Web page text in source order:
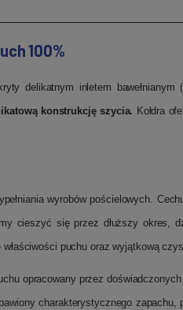
100%
delikatnym inletem
konstrukcję szycia. Kołdra
wyrobów pościelowych.
cieszyć się przez dłuższy okres,
puchu oraz wyjątkową
opracowany przez
charakterystycznego